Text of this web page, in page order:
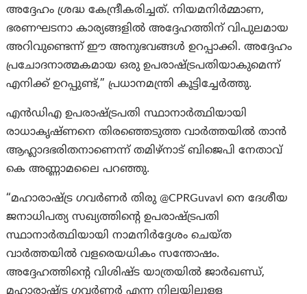
അദ്ദേഹം ശ്രദ്ധ കേന്ദ്രീകരിച്ചത്. നിയമനിർമ്മാണ,
ഭരണഘടനാ കാര്യങ്ങളിൽ അദ്ദേഹത്തിന് വിപുലമായ
അറിവുണ്ടെന്ന് ഈ അനുഭവങ്ങൾ ഉറപ്പാക്കി. അദ്ദേഹം
പ്രചോദനാത്മകമായ ഒരു ഉപരാഷ്ട്രപതിയാകുമെന്ന്
എനിക്ക് ഉറപ്പുണ്ട്,” പ്രധാനമന്ത്രി കൂട്ടിച്ചേർത്തു.
എൻ‌ഡി‌എ ഉപരാഷ്ട്രപതി സ്ഥാനാർത്ഥിയായി
രാധാകൃഷ്ണനെ തിരഞ്ഞെടുത്ത വാർത്തയിൽ താൻ
ആഹ്ലാദഭരിതനാണെന്ന് തമിഴ്‌നാട് ബിജെപി നേതാവ്
കെ അണ്ണാമലൈ പറഞ്ഞു.
“മഹാരാഷ്ട്ര ഗവർണർ തിരു @CPRGuvavl നെ ദേശീയ
ജനാധിപത്യ സഖ്യത്തിന്റെ ഉപരാഷ്ട്രപതി
സ്ഥാനാർത്ഥിയായി നാമനിർദ്ദേശം ചെയ്ത
വാർത്തയിൽ വളരെയധികം സന്തോഷം.
അദ്ദേഹത്തിന്റെ വിശിഷ്ട യാത്രയിൽ ജാർഖണ്ഡ്,